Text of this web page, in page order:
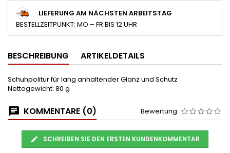
LIEFERUNG AM NÄCHSTEN ARBEITSTAG
BESTELLZEITPUNKT: MO – FR BIS 12 UHR
BESCHREIBUNG ARTIKELDETAILS
Schuhpolitur für lang anhaltender Glanz und Schutz
Nettogewicht: 80 g
KOMMENTARE (0) Bewertung
SCHREIBEN SIE DEN ERSTEN KUNDENKOMMENTAR